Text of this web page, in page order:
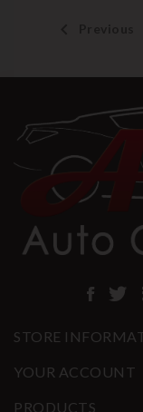
STORE
YOUR ACCOUNT
PRODUCTS